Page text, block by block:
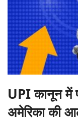
UPI कानून में
अमेरिका की